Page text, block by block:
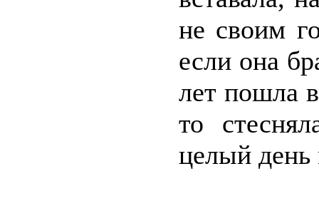
не своим
если она
лет пошла
то
целый день